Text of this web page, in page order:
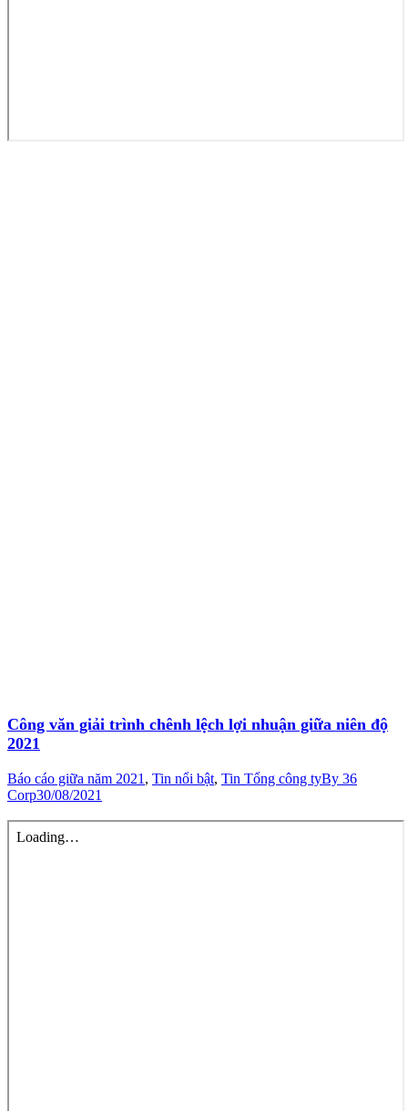
Công văn giải trình chênh lệch lợi nhuận giữa niên độ
2021
Báo cáo giữa năm 2021 , Tin nổi bật, Tin Tổng công tyBy 36
Corp30/08/2021